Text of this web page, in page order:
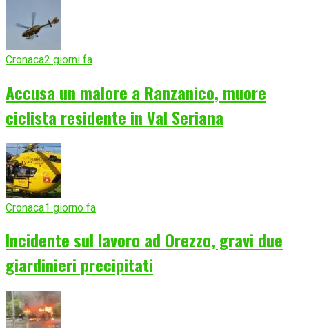
Cronaca2 giorni fa
Accusa un malore a Ranzanico, muore
ciclista residente in Val Seriana
Cronaca1 giorno fa
Incidente sul lavoro ad Orezzo, gravi due
giardinieri precipitati